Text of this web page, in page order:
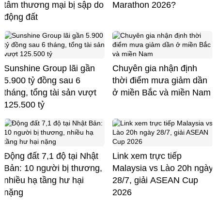
tâm thương mại bị sập do
động đất
Marathon 2026?
Sunshine Group lãi gần
5.900 tỷ đồng sau 6
tháng, tổng tài sản vượt
125.500 tỷ
Chuyên gia nhận định
thời điểm mưa giảm dần
ở miền Bắc và miền Nam
Động đất 7,1 độ tại Nhật
Bản: 10 người bị thương,
nhiều hạ tầng hư hại
nặng
Link xem trực tiếp
Malaysia vs Lào 20h ngày
28/7, giải ASEAN Cup
2026